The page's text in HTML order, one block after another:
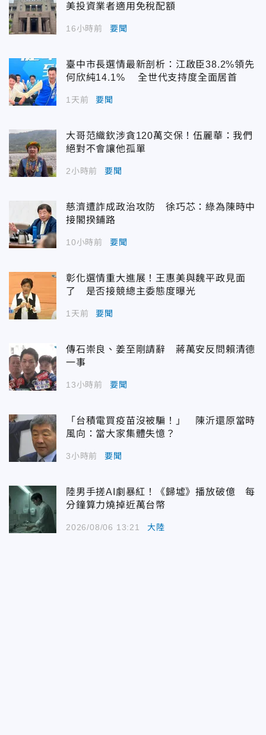
美投資業者適用免稅配額
16小時前 要聞
臺中市長選情最新剖析：江啟臣38.2%領先
何欣純14.1% 全世代支持度全面居首
1天前 要聞
大哥范織欽涉貪120萬交保！伍麗華：我們
絕對不會讓他孤單
2小時前 要聞
慈濟遭詐成政治攻防 徐巧芯：綠為陳時中
接閣揆鋪路
10小時前 要聞
彰化選情重大進展！王惠美與魏平政見面
了 是否接競總主委態度曝光
1天前 要聞
傳石崇良、姜至剛請辭 蔣萬安反問賴清德
一事
13小時前 要聞
「台積電買疫苗沒被騙！」 陳沂還原當時
風向：當大家集體失憶？
3小時前 要聞
陸男手搓AI劇暴紅！《歸墟》播放破億 每
分鐘算力燒掉近萬台幣
2026/08/06 13:21 大陸